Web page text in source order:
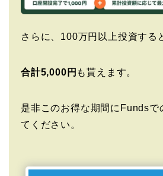
さらに、100万円以上投資する
合計5,000円 も貰えます。
是非このお得な期間にFundsで
てください。